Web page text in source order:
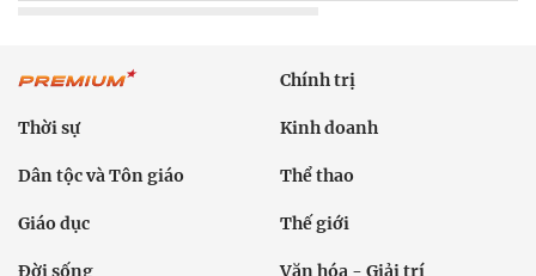
Chính trị
Thời sự Kinh doanh
Dân tộc và Tôn giáo Thể thao
Giáo dục Thế giới
Đời sống Văn hóa - Giải trí